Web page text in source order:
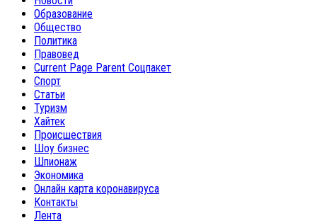
Образование
Общество
Политика
Правовед
Current Page Parent Соцпакет
Спорт
Статьи
Туризм
Хайтек
Происшествия
Шоу бизнес
Шпионаж
Экономика
Онлайн карта коронавируса
Контакты
Лента